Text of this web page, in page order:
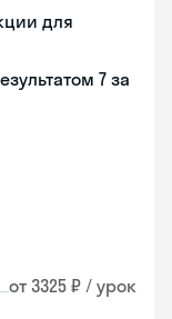
для
7 за
от 3325 ₽ / урок